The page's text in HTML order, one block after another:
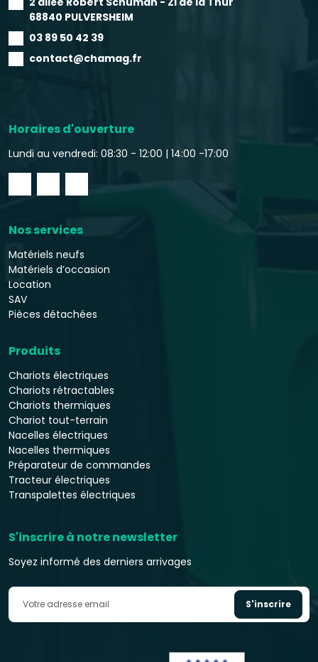
68840 PULVERSHEIM
03 89 50 42 39
contact@chamag.fr
Horaires d'ouverture
Lundi au vendredi: 08:30 - 12:00 | 14:00 -17:00
Nos services
Matériels neufs
Matériels d’occasion
Location
SAV
Pièces détachées
Produits
Chariots électriques
Chariots rétractables
Chariots thermiques
Chariot tout-terrain
Nacelles électriques
Nacelles thermiques
Préparateur de commandes
Tracteur électriques
Transpalettes électriques
S'inscrire à notre newsletter
Soyez informé des derniers arrivages
S'inscrire